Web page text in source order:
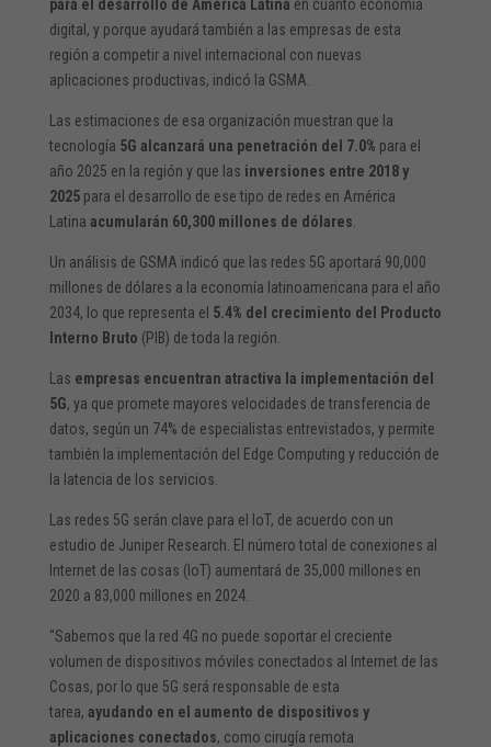
para el desarrollo de América Latina en cuanto economía
digital, y porque ayudará también a las empresas de esta
región a competir a nivel internacional con nuevas
aplicaciones productivas, indicó la GSMA.
Las estimaciones de esa organización muestran que la
tecnología 5G alcanzará una penetración del 7.0% para el
año 2025 en la región y que las inversiones entre 2018 y
2025 para el desarrollo de ese tipo de redes en América
Latina acumularán 60,300 millones de dólares
Un análisis de GSMA indicó que las redes 5G aportará 90,000
millones de dólares a la economía latinoamericana para el año
2034, lo que representa el 5.4% del crecimiento del Producto
Interno Bruto (PIB) de toda la región.
Las empresas encuentran atractiva la implementación del
5G, ya que promete mayores velocidades de transferencia de
datos, según un 74% de especialistas entrevistados, y permite
también la implementación del Edge Computing y reducción de
la latencia de los servicios.
Las redes 5G serán clave para el IoT, de acuerdo con un
estudio de Juniper Research. El número total de conexiones al
Internet de las cosas (IoT) aumentará de 35,000 millones en
2020 a 83,000 millones en 2024.
“Sabemos que la red 4G no puede soportar el creciente
volumen de dispositivos móviles conectados al Internet de las
Cosas, por lo que 5G será responsable de esta
tarea, ayudando en el aumento de dispositivos y
aplicaciones conectados, como cirugía remota